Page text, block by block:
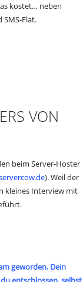
kostet… neben
Flat.
VON
beim Server-Hoster
). Weil der
kleines Interview mit
geworden. Dein